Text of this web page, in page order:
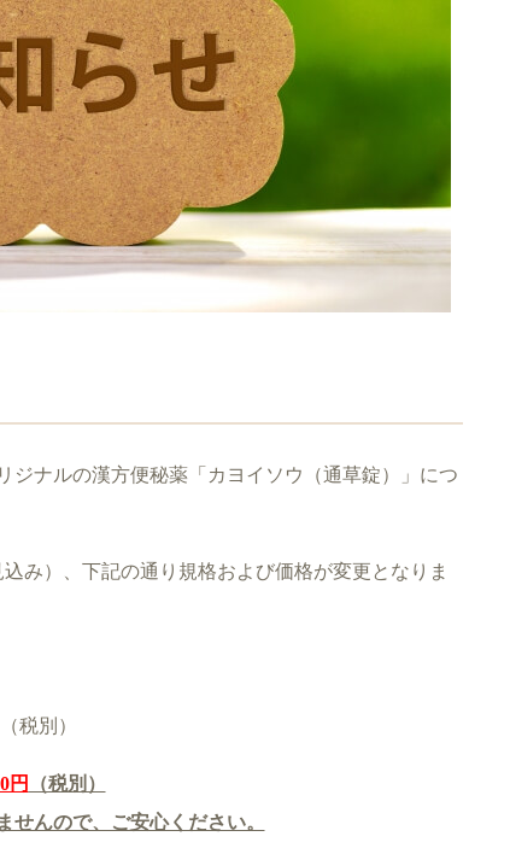
ジナルの漢方便秘薬「カヨイソウ（通草錠）」につ
み）、下記の通り規格および価格が変更となりま
税別）
円
（税別）
んので、ご安心ください。